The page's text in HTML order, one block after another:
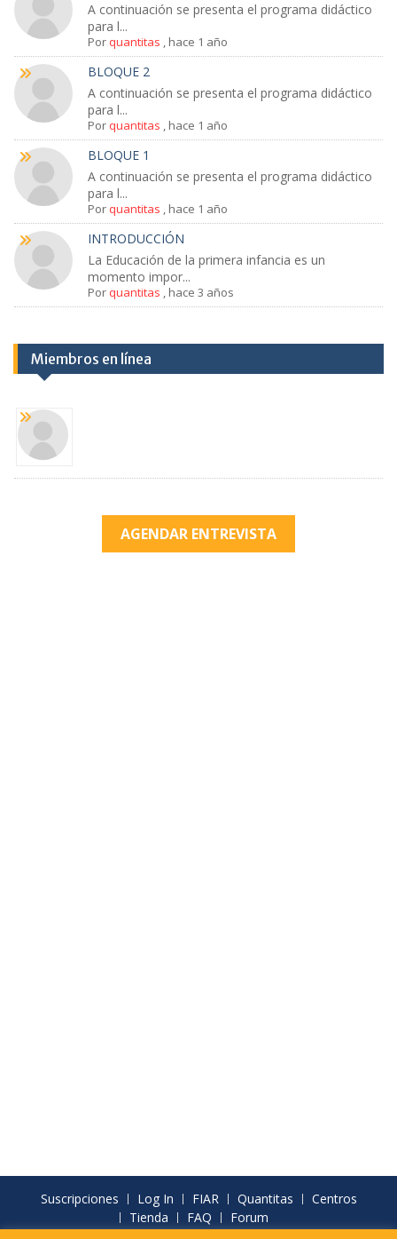
A continuación se presenta el programa didáctico
para l...
Porquantitas , hace 1 año
BLOQUE 2
A continuación se presenta el programa didáctico
para l...
Porquantitas , hace 1 año
BLOQUE 1
A continuación se presenta el programa didáctico
para l...
Porquantitas , hace 1 año
INTRODUCCIÓN
La Educación de la primera infancia es un
momento impor...
Porquantitas , hace 3 años
Miembros en línea
AGENDAR ENTREVISTA
Suscripciones Log In FIAR Quantitas
Centros
Tienda
FAQ
Forum